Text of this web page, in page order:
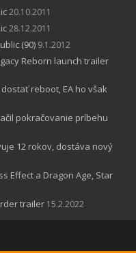
20.10.2011
28.12.2011
(90) 9.1.2012
Reborn launch trailer
reboot, EA ho však
pokračovanie príbehu
12 rokov, dostáva nový
Effect a Dragon Age, Star
trailer 15.2.2022